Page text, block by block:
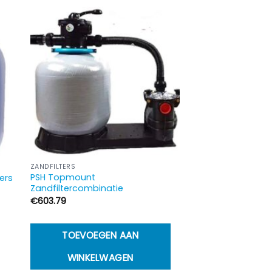
ZANDFILTERS
PSH Topmount
Zandfiltercombinatie
€603.79
TOEVOEGEN AAN
WINKELWAGEN